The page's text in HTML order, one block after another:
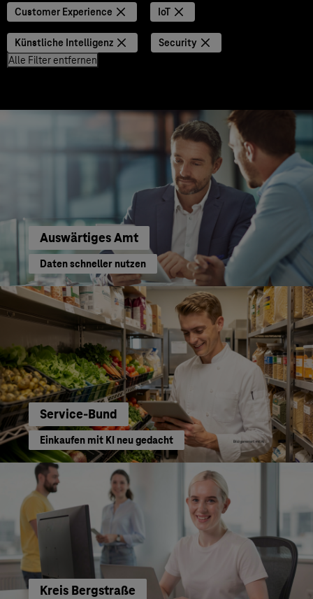
Customer Experience IoT
Künstliche Intelligenz
Security
Alle Filter entfernen
Auswärtiges Amt
Daten schneller nutzen
Service-Bund
Einkaufen mit KI neu gedacht
Kreis Bergstraße